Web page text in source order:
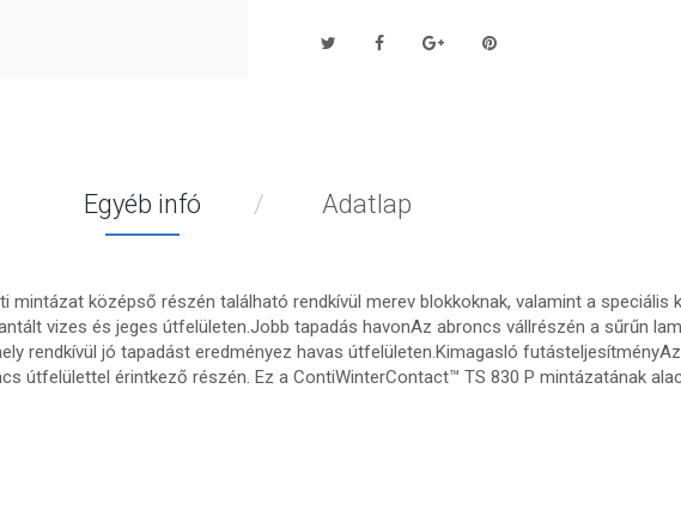
Egyéb infó Adatlap
középső részén található rendkívül merev blokkoknak, valamint a speciális
vizes és jeges útfelületen.Jobb tapadás havonAz abroncs vállrészén a sűrűn
rendkívül jó tapadást eredményez havas útfelületen.Kimagasló
útfelülettel érintkező részén. Ez a ContiWinterContact™ TS 830 P mintázatának